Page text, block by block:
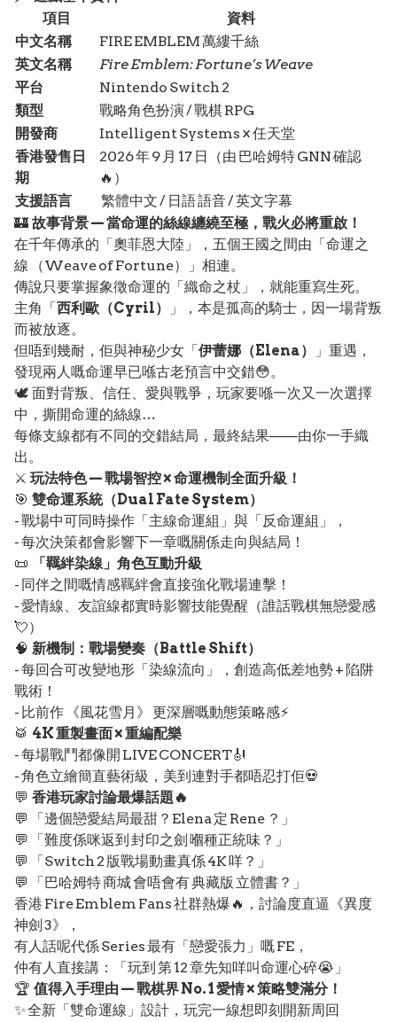
項目
資料
中文名稱
FIRE EMBLEM 萬縷千絲
英文名稱
Fire Emblem: Fortune’s Weave
平台
Nintendo Switch 2
類型
戰略角色扮演 / 戰棋 RPG
開發商
Intelligent Systems × 任天堂
香港發售日
期
2026 年 9 月 17 日（由 巴哈姆特 GNN 確認
🔥）
支援語言
繁體中文 / 日語 語音 / 英文字幕
🏰 故事背景 — 當命運的絲線纏繞至極，戰火必將重啟！
在千年傳承的「奧菲恩大陸」，五個王國之間由「命運之
線 （Weave of Fortune）」相連。
傳說只要掌握象徵命運的「織命之杖」，就能重寫生死。
主角「西利歐（Cyril）
」，本是孤高的騎士，因一場背叛
而被放逐。
但唔到幾耐，佢與神秘少女「伊蕾娜（Elena）
」重遇，
發現兩人嘅命運早已喺古老預言中交錯😳。
🕊️ 面對背叛、信任、愛與戰爭，玩家要喺一次又一次選擇
中，撕開命運的絲線…
每條支線都有不同的交錯結局，最終結果——由你一手織
出。
⚔️ 玩法特色 — 戰場智控 × 命運機制全面升級！
🎯 雙命運系統（Dual Fate System）
- 戰場中可同時操作「主線命運組」與「反命運組」，
- 每次決策都會影響下一章嘅關係走向與結局！
📜
「羈絆染線」角色互動升級
- 同伴之間嘅情感羈絆會直接強化戰場連擊！
- 愛情線、友誼線都實時影響技能覺醒（誰話戰棋無戀愛感
💘）
🧠 新機制：戰場變奏（Battle Shift）
- 每回合可改變地形「染線流向」，創造高低差地勢 + 陷阱
戰術！
- 比前作 《風花雪月》 更深層嘅動態策略感⚡
🥁 4K 重製畫面 × 重編配樂
- 每場戰鬥都像開 LIVE CONCERT🎻
- 角色立繪簡直藝術級，美到連對手都唔忍打佢💀
💬 香港玩家討論最爆話題🔥
💬 「邊個戀愛結局最甜？Elena 定 Rene ？」
💬 「難度係咪返到 封印之劍 嗰種正統味？」
💬 「Switch 2 版戰場動畫真係 4K 咩？」
💬 「巴哈姆特 商城 會唔會有 典藏版 立體書？」
香港 Fire Emblem Fans 社群熱爆🔥，討論度直逼《異度
神劍 3》，
有人話呢代係 Series 最有「戀愛張力」嘅 FE，
仲有人直接講：「玩到 第 12 章先知咩叫命運心碎😭」
🏆 值得入手理由 — 戰棋界 No. 1 愛情 × 策略雙滿分！
✨ 全新「雙命運線」設計，玩完一線想即刻開新周回